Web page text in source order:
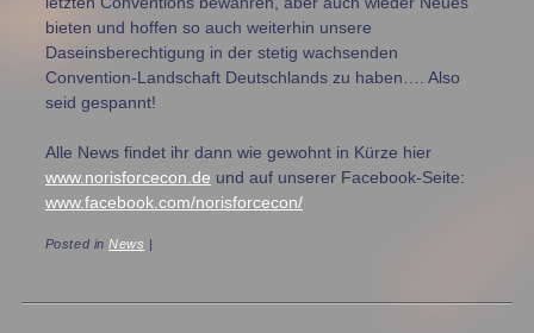
bieten und hoffen so auch weiterhin unsere
Daseinsberechtigung in der stetig wachsenden
Convention-Landschaft Deutschlands zu haben…. Also
seid gespannt!
Alle News findet ihr dann wie gewohnt in Kürze hier
www.norisforcecon.de und auf unserer Facebook-Seite:
www.facebook.com/norisforcecon/
Posted inNews